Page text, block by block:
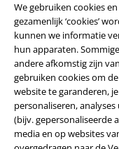
We gebruiken cookies
gezamenlijk ‘cookies’
kunnen we informatie
hun apparaten.
andere afkomstig zijn
gebruiken cookies om
website te garanderen,
personaliseren,
(bijv. gepersonaliseerde
media en op websites